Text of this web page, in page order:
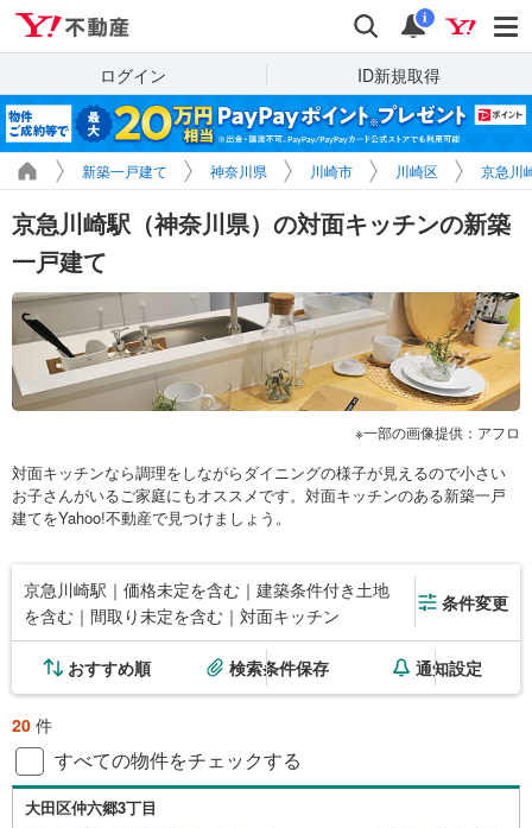
検索 通知
i
ログイン ID新規取得
新築一戸建て 神奈川県 川崎市 川崎区 京急川
京急川崎駅（神奈川県）の対面キッチンの新築
一戸建て
一部の画像提供：アフロ
対面キッチンなら調理をしながらダイニングの様子が見えるので小さい
お子さんがいるご家庭にもオススメです。対面キッチンのある新築一戸
建てをYahoo!不動産で見つけましょう。
京急川崎駅｜価格未定を含む｜建築条件付き土地
を含む｜間取り未定を含む｜対面キッチン
条件変更
おすすめ順 検索条件保存 通知設定
20 件
すべての物件をチェックする
大田区仲六郷3丁目